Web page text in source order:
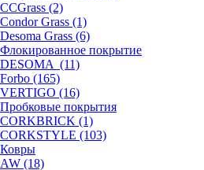
CCGrass (2)
Condor Grass (1)
Desoma Grass (6)
Флокированное покрытие
DESOMA (11)
Forbo (165)
VERTIGO (16)
Пробковые покрытия
CORKBRICK (1)
CORKSTYLE (103)
Ковры
AW (18)